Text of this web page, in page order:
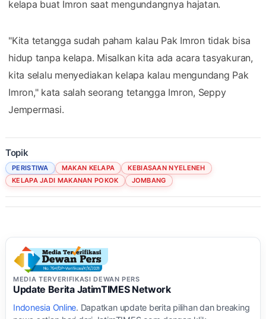
kelapa buat Imron saat mengundangnya hajatan.
"Kita tetangga sudah paham kalau Pak Imron tidak bisa
hidup tanpa kelapa. Misalkan kita ada acara tasyakuran,
kita selalu menyediakan kelapa kalau mengundang Pak
Imron," kata salah seorang tetangga Imron, Seppy
Jempermasi.
Topik
PERISTIWA MAKAN KELAPA
KEBIASAAN NYELENEH
KELAPA JADI MAKANAN POKOK
JOMBANG
MEDIA TERVERIFIKASI DEWAN PERS
Update Berita JatimTIMES Network
Indonesia Online. Dapatkan update berita pilihan dan breaking